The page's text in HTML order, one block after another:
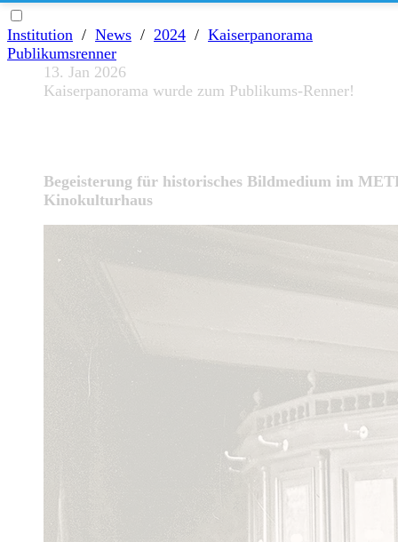
Institution / News / 2024 / Kaiserpanorama
Publikumsrenner
13. Jan 2026
Kaiserpanorama wurde zum Publikums-Renner!
Begeisterung für historisches Bildmedium im
Kinokulturhaus